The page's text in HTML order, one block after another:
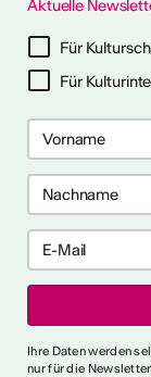
anzeigen
als
r
r
Aktuelle
Für
Für
Ihre Daten werden
nur für die